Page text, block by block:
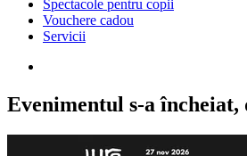
Spectacole pentru copii
Vouchere cadou
Servicii
Evenimentul s-a încheiat,